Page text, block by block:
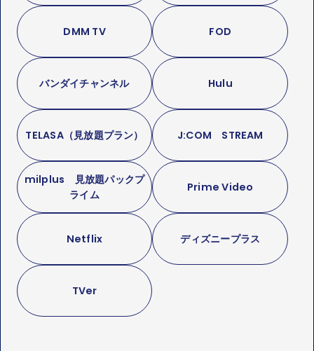
DMM TV FOD
バンダイチャンネル Hulu
TELASA（見放題プラン） J:COM STREAM
milplus 見放題パックプ
ライム
Prime Video
Netflix ディズニープラス
TVer